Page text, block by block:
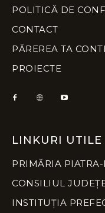
POLITICĂ DE
CONTACT
PĂREREA TA
PROIECTE
LINKURI UTILE
PRIMĂRIA
CONSILIUL
INSTITUȚIA